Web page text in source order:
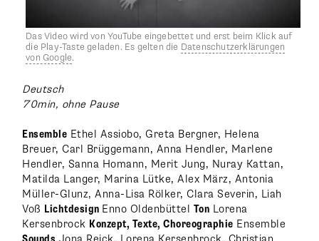
Das Video wird von YouTube eingebettet und erst beim Klick auf
die Play-Taste geladen. Es gelten die Datenschutzerklärungen
von Google.
Deutsch
70min, ohne Pause
Ensemble Ethel Assiobo, Greta Bergner, Helena
Breuer, Carl Brüggemann, Anna Hendler, Marlene
Hendler, Sanna Homann, Merit Jung, Nuray Kattan,
Matilda Langer, Marina Lütke, Alex März, Antonia
Müller-Glunz, Anna-Lisa Rölker, Clara Severin, Liah
Voß Lichtdesign Enno Oldenbüttel Ton Lorena
Kersenbrock Konzept, Texte, Choreographie Ensemble